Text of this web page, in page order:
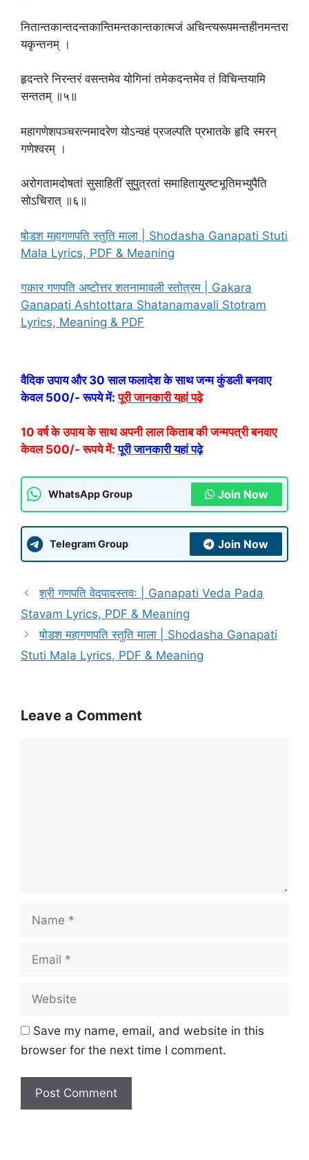
नितान्तकान्तदन्तकान्तिमन्तकान्तकात्मजं अचिन्त्यरूपमन्तहीनमन्तरा
यकृन्तनम् ।
हृदन्तरे निरन्तरं वसन्तमेव योगिनां तमेकदन्तमेव तं विचिन्तयामि
सन्ततम् ॥५॥
महागणेशपञ्चरत्नमादरेण योऽन्वहं प्रजल्पति प्रभातके हृदि स्मरन्
गणेश्वरम् ।
अरोगतामदोषतां सुसाहितीं सुपुत्रतां समाहितायुरष्टभूतिमभ्युपैति
सोऽचिरात् ॥६॥
षोडश महागणपति स्तुति माला | Shodasha Ganapati Stuti
Mala Lyrics, PDF & Meaning
गकार गणपति अष्टोत्तर शतनामावली स्तोत्रम | Gakara
Ganapati Ashtottara Shatanamavali Stotram
Lyrics, Meaning & PDF
वैदिक उपाय और 30 साल फलादेश के साथ जन्म कुंडली बनवाए
केवल 500/- रूपये में: पूरी जानकारी यहां पढ़े
10 वर्ष के उपाय के साथ अपनी लाल किताब की जन्मपत्री बनवाए
केवल 500/- रूपये में: पूरी जानकारी यहां पढ़े
WhatsApp Group Join Now
Telegram Group Join Now
श्री गणपति वेदपादस्तवः | Ganapati Veda Pada
Stavam Lyrics, PDF & Meaning
षोडश महागणपति स्तुति माला | Shodasha Ganapati
Stuti Mala Lyrics, PDF & Meaning
Leave a Comment
Name
Email
Website
Save my name, email, and website in this
browser for the next time I comment.